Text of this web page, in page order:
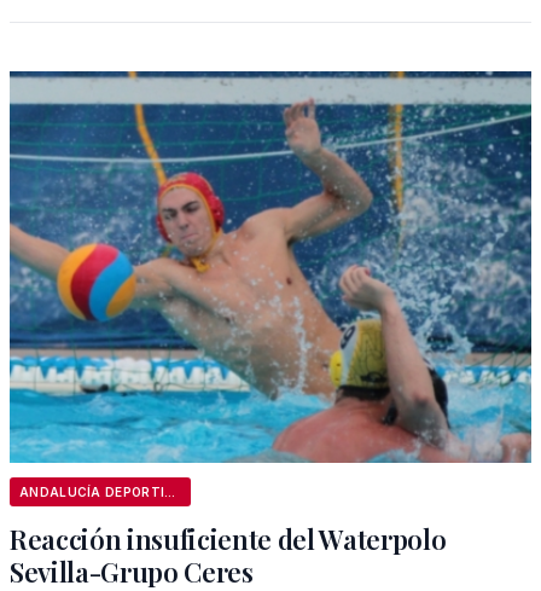
Reacción insuficiente del Waterpolo
Sevilla-Grupo Ceres